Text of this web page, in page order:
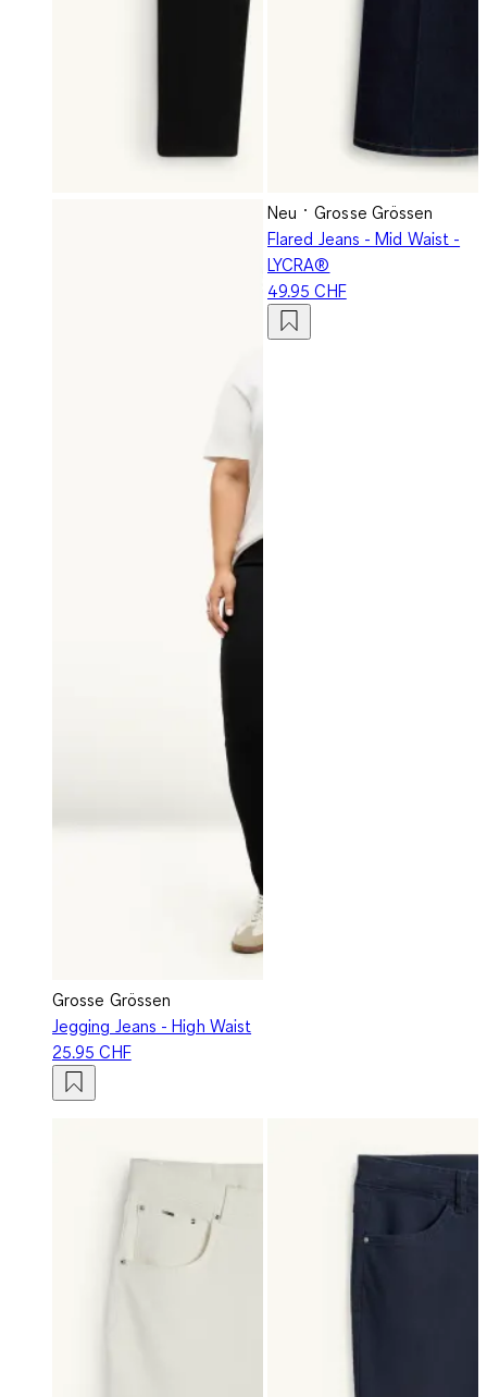
Grosse Grössen
Jegging Jeans - High Waist
25.95 CHF
Neu
Grosse Grössen
Flared Jeans - Mid Waist -
LYCRA®
49.95 CHF